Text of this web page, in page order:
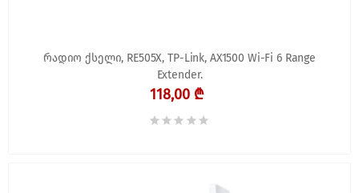
რადიო ქსელი, RE505X, TP-Link, AX1500 Wi-Fi 6 Range
Extender.
118,00 ₾